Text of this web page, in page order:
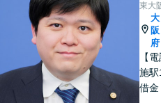
東大
大
阪
府
【
施駅
借金